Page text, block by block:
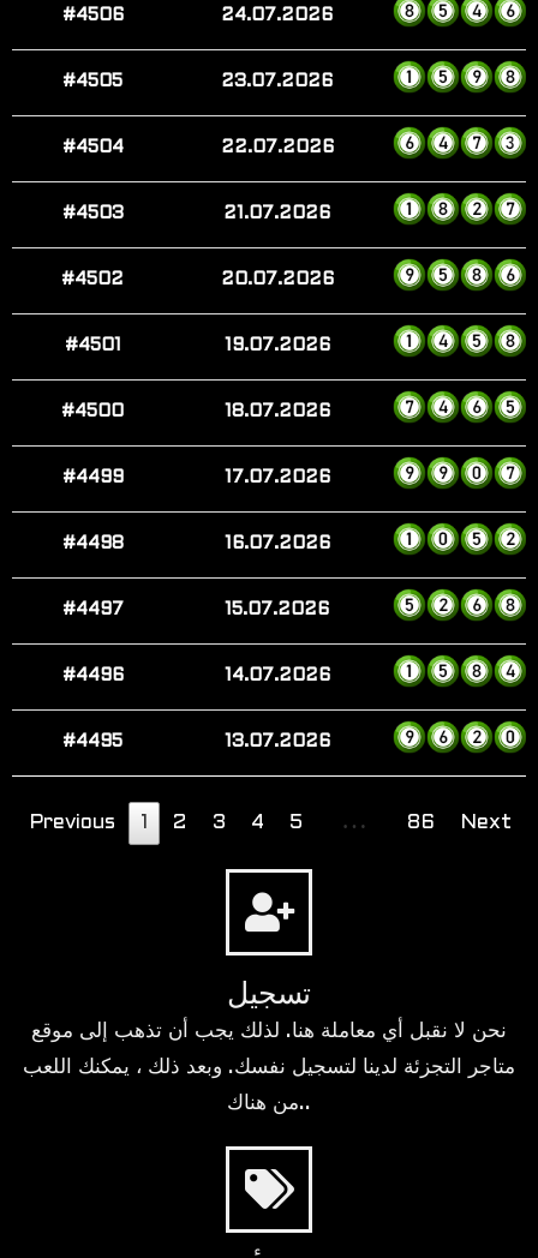
#4506 24.07.2026
#4505 23.07.2026
#4504 22.07.2026
#4503 21.07.2026
#4502 20.07.2026
#4501 19.07.2026
#4500 18.07.2026
#4499 17.07.2026
#4498 16.07.2026
#4497 15.07.2026
#4496 14.07.2026
#4495 13.07.2026
Previous 2 3 4 5 … 86 Next
تسجيل
نحن لا نقبل أي معاملة هنا. لذلك يجب أن تذهب إلى موقع
متاجر التجزئة لدينا لتسجيل نفسك. وبعد ذلك ، يمكنك اللعب
من هناك..